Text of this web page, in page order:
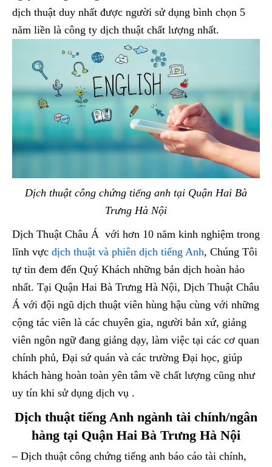
dịch thuật duy nhất được người sử dụng bình chọn 5
năm liền là công ty dịch thuật chất lượng nhất.
Dịch thuật công chứng tiếng anh tại Quận Hai Bà
Trưng Hà Nội
Dịch Thuật Châu Á với hơn 10 năm kinh nghiệm trong
lĩnh vực dịch thuật và phiên dịch tiếng Anh, Chúng Tôi
tự tin đem đến Quý Khách những bản dịch hoàn hảo
nhất. Tại Quận Hai Bà Trưng Hà Nội, Dịch Thuật Châu
Á với đội ngũ dịch thuật viên hùng hậu cùng với những
cộng tác viên là các chuyên gia, người bản xứ, giảng
viên ngôn ngữ đang giảng dạy, làm việc tại các cơ quan
chính phủ, Đại sứ quán và các trường Đại học, giúp
khách hàng hoàn toàn yên tâm về chất lượng cũng như
uy tín khi sử dụng dịch vụ .
Dịch thuật tiếng Anh ngành tài chính/ngân
hàng tại Quận Hai Bà Trưng Hà Nội
– Dịch thuật công chứng tiếng anh báo cáo tài chính,